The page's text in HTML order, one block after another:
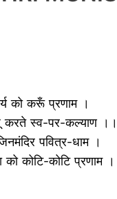
को करूँ प्रणाम ।
करते स्व-पर-कल्याण ।।
पवित्र-धाम ।
को कोटि-कोटि प्रणाम